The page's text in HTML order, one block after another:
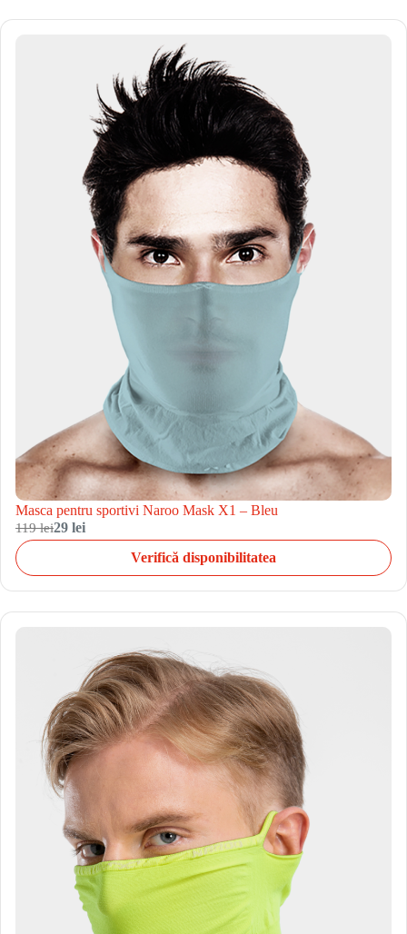
Masca pentru sportivi Naroo Mask X1 – Bleu
119 lei29 lei
Verifică disponibilitatea